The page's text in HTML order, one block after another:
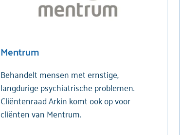
Mentrum
Behandelt mensen met ernstige,
langdurige psychiatrische problemen.
Cliëntenraad Arkin komt ook op voor
cliënten van Mentrum.